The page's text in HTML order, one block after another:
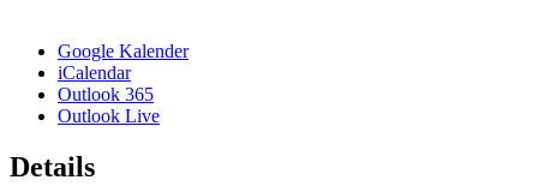
Google Kalender
iCalendar
Outlook 365
Outlook Live
Details